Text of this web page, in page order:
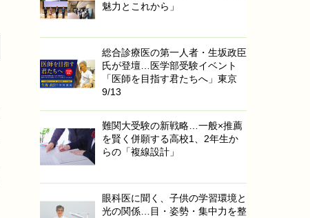
魅力とこれから」
総合診療医の第一人者・生坂政臣
氏が登壇…医学部受験イベント
「医師を目指す君たちへ」東京
9/13
難関大受験の新戦略…一般×推薦
を賢く併願する高校1、2年生か
らの「複線設計」
眼科医に聞く、子供の学習環境と
光の関係…目・姿勢・集中力を整